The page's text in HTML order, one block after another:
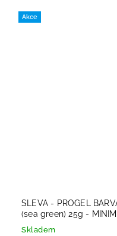
Akce
SLEVA - PROGEL
(sea green) 25g -
08/2026
Skladem